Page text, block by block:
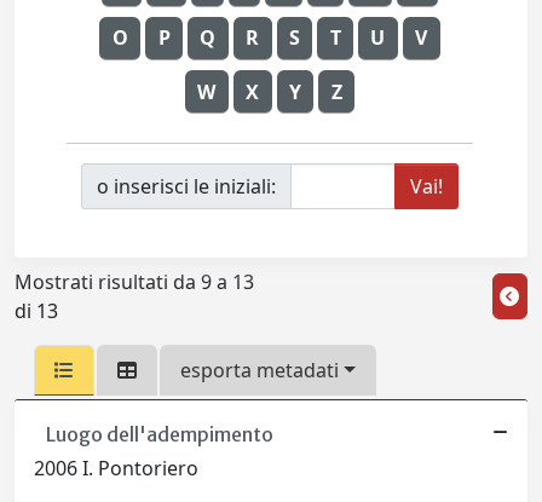
O P Q R S T U V
W X Y Z
o inserisci le iniziali:
Mostrati risultati da 9 a 13
di 13
esporta metadati
Luogo dell'adempimento
2006 I. Pontoriero